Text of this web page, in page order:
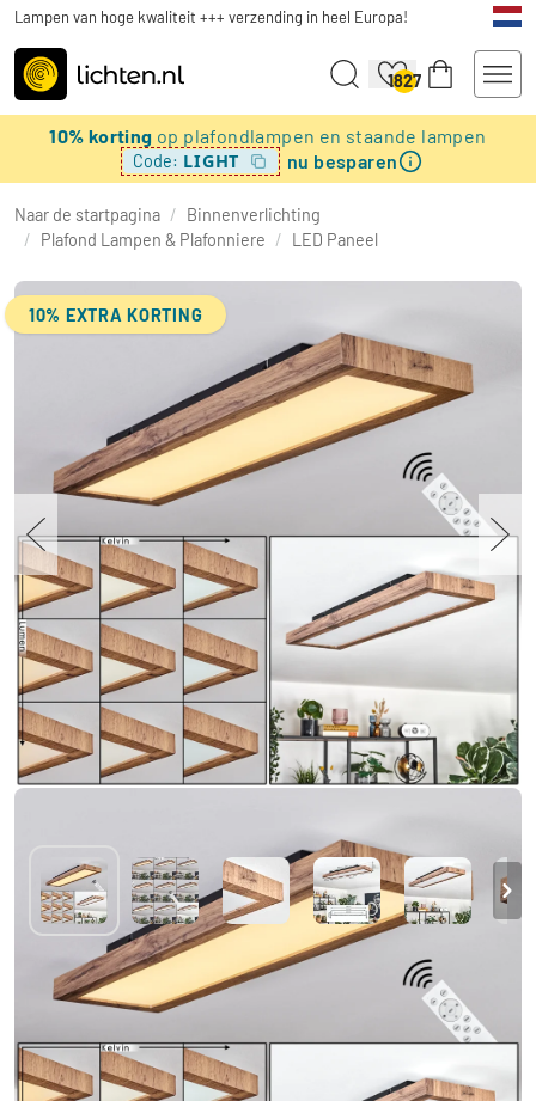
Lampen van hoge kwaliteit +++ verzending in heel Europa!
1827
10% korting op plafondlampen en staande lampen
Code: LIGHT nu besparen
Naar de startpagina / Binnenverlichting
/ Plafond Lampen & Plafonniere / LED Paneel
10% EXTRA KORTING
Salmi Plafondlamp, Paneel LED houtlook,
Zwart, 1-licht, Afstandsbediening
-20% € 103,99